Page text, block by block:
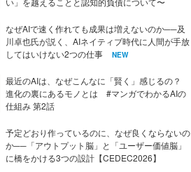
なぜAIで速く作れても成果は増えないのか──及
川卓也氏が説く、AIネイティブ時代に人間が手放
してはいけない2つの仕事
NEW
最近のAIは、なぜこんなに「賢く」感じるの？
進化の裏にあるモノとは #マンガでわかるAIの
仕組み 第2話
予定どおり作っているのに、なぜ良くならないの
か──「アウトプット脳」と「ユーザー価値脳」
に橋をかける3つの設計【CEDEC2026】